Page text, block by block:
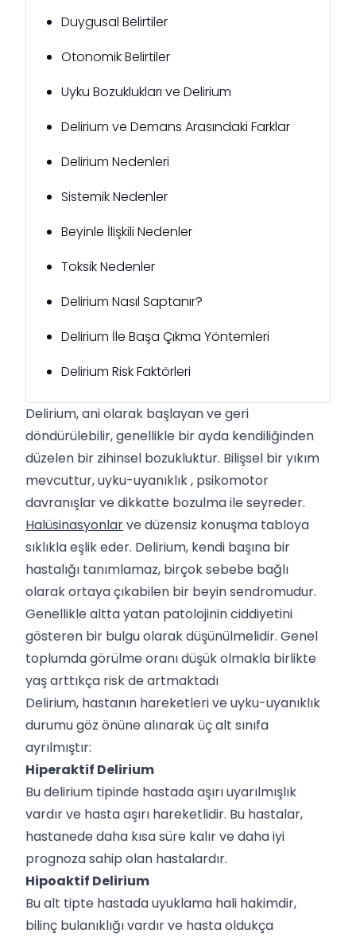
Duygusal Belirtiler
Otonomik Belirtiler
Uyku Bozuklukları ve Delirium
Delirium ve Demans Arasındaki Farklar
Delirium Nedenleri
Sistemik Nedenler
Beyinle İlişkili Nedenler
Toksik Nedenler
Delirium Nasıl Saptanır?
Delirium İle Başa Çıkma Yöntemleri
Delirium Risk Faktörleri
Delirium, ani olarak başlayan ve geri
döndürülebilir, genellikle bir ayda kendiliğinden
düzelen bir zihinsel bozukluktur. Bilişsel bir yıkım
mevcuttur, uyku-uyanıklık , psikomotor
davranışlar ve dikkatte bozulma ile seyreder.
Halüsinasyonlarve düzensiz konuşma tabloya
sıklıkla eşlik eder. Delirium, kendi başına bir
hastalığı tanımlamaz, birçok sebebe bağlı
olarak ortaya çıkabilen bir beyin sendromudur.
Genellikle altta yatan patolojinin ciddiyetini
gösteren bir bulgu olarak düşünülmelidir. Genel
toplumda görülme oranı düşük olmakla birlikte
yaş arttıkça risk de artmaktadı
Delirium, hastanın hareketleri ve uyku-uyanıklık
durumu göz önüne alınarak üç alt sınıfa
ayrılmıştır:
Hiperaktif Delirium
Bu delirium tipinde hastada aşırı uyarılmışlık
vardır ve hasta aşırı hareketlidir. Bu hastalar,
hastanede daha kısa süre kalır ve daha iyi
prognoza sahip olan hastalardır.
Hipoaktif Delirium
Bu alt tipte hastada uyuklama hali hakimdir,
bilinç bulanıklığı vardır ve hasta oldukça